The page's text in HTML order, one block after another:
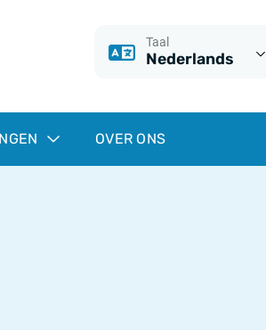
Taal
Nederlands
OVER ONS